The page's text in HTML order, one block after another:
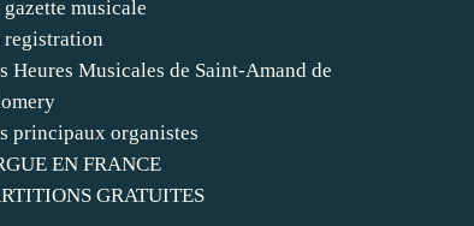
gazette musicale
registration
Heures Musicales de Saint-Amand de
principaux organistes
EN FRANCE
GRATUITES